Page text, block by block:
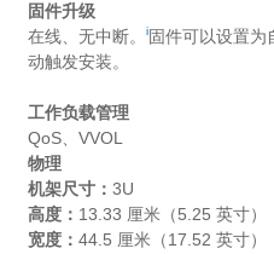
固件升级
在线、无中断。i固件可以设置为
动触发安装。
工作负载管理
QoS、VVOL
物理
机架尺寸：3U
高度： 13.33 厘米（5.25 英寸）
宽度：44.5 厘米（17.52 英寸）